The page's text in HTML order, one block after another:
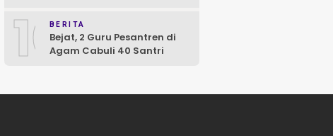
10BERITA
Bejat, 2 Guru Pesantren di
Agam Cabuli 40 Santri